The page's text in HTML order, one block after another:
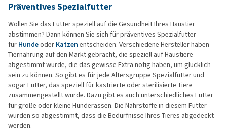
Präventives Spezialfutter
Wollen Sie das Futter speziell auf die Gesundheit Ihres Haustier
abstimmen? Dann können Sie sich für präventives Spezialfutter
für Hundeoder Katzen entscheiden. Verschiedene Hersteller haben
Tiernahrung auf den Markt gebracht, die speziell auf Haustiere
abgestimmt wurde, die das gewisse Extra nötig haben, um glücklich
sein zu können. So gibt es für jede Altersgruppe Spezialfutter und
sogar Futter, das speziell für kastrierte oder sterilisierte Tiere
zusammengestellt wurde. Dazu gibt es auch unterschiedliches Futter
für große oder kleine Hunderassen. Die Nährstoffe in diesem Futter
wurden so abgestimmt, dass die Bedürfnisse Ihres Tieres abgedeckt
werden.